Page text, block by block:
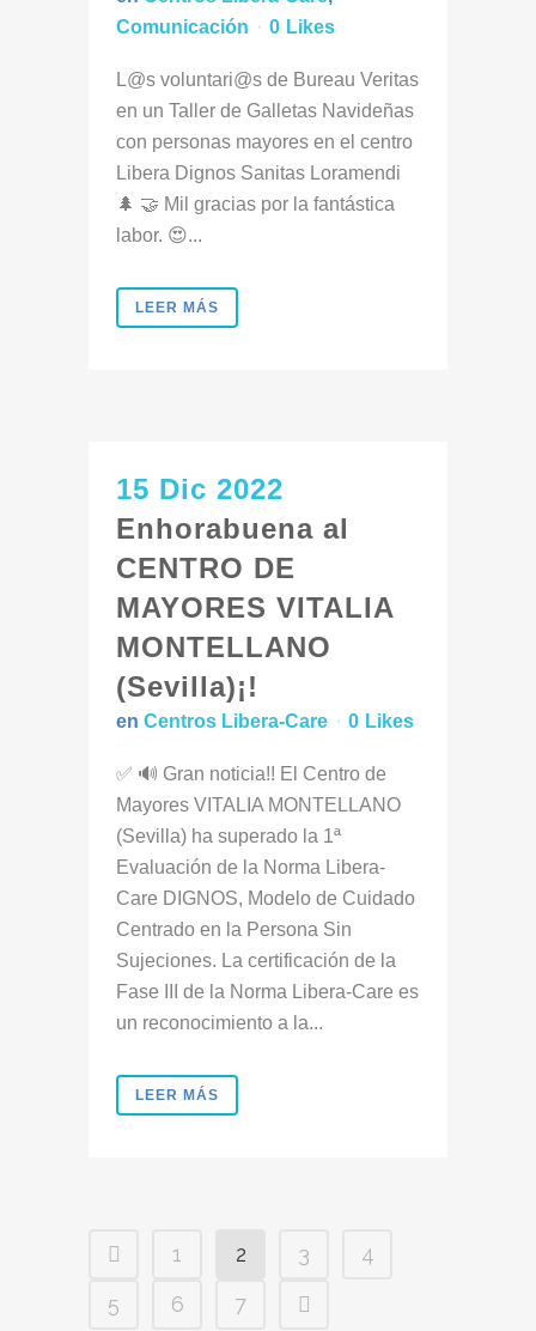
Comunicación
0 Likes
L@s voluntari@s de Bureau Veritas
en un Taller de Galletas Navideñas
con personas mayores en el centro
Libera Dignos Sanitas Loramendi
🌲 🤝 Mil gracias por la fantástica
labor. 😍...
LEER MÁS
15 Dic 2022
Enhorabuena al
CENTRO DE
MAYORES VITALIA
MONTELLANO
(Sevilla)¡!
en Centros Libera-Care 0 Likes
✅ 🔊 Gran noticia!! El Centro de
Mayores VITALIA MONTELLANO
(Sevilla) ha superado la 1ª
Evaluación de la Norma Libera-
Care DIGNOS, Modelo de Cuidado
Centrado en la Persona Sin
Sujeciones. La certificación de la
Fase III de la Norma Libera-Care es
un reconocimiento a la...
LEER MÁS
1 2 3
4
5
6 7